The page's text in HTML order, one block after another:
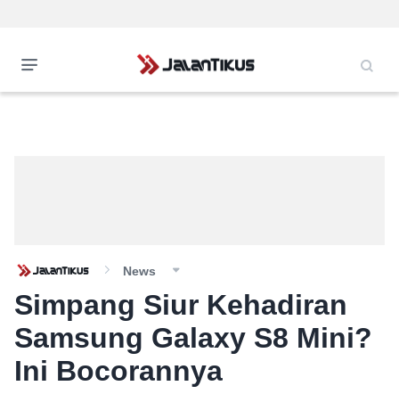
News
Simpang Siur Kehadiran
Samsung Galaxy S8 Mini?
Ini Bocorannya